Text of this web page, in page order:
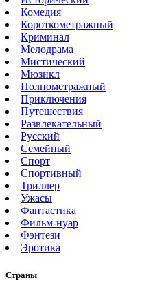
Комедия
Короткометражный
Криминал
Мелодрама
Мистический
Мюзикл
Полнометражный
Приключения
Путешествия
Развлекательный
Русский
Семейный
Спорт
Спортивный
Триллер
Ужасы
Фантастика
Фильм-нуар
Фэнтези
Эротика
Страны